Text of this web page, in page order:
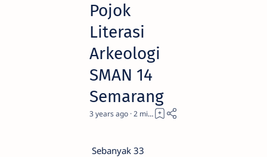
Pojok
Literasi
Arkeologi
SMAN 14
Semarang
3 years ago 2
Sebanyak 33